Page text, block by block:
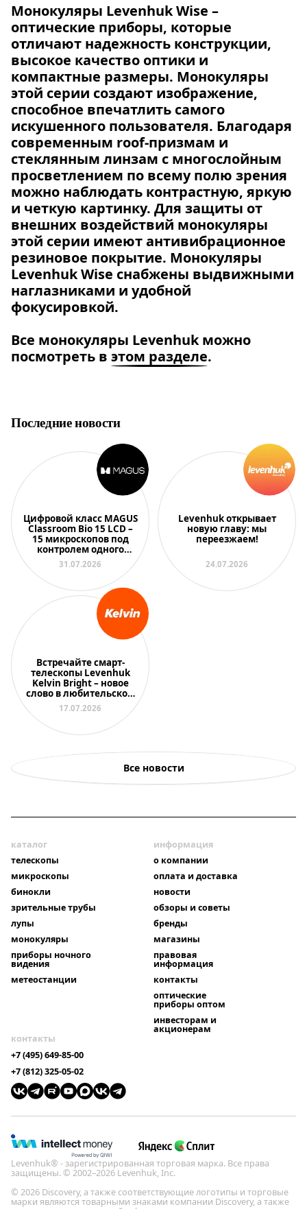
Монокуляры Levenhuk Wise –
оптические приборы, которые
отличают надежность конструкции,
высокое качество оптики и
компактные размеры. Монокуляры
этой серии создают изображение,
способное впечатлить самого
искушенного пользователя. Благодаря
современным roof-призмам и
стеклянным линзам с многослойным
просветлением по всему полю зрения
можно наблюдать контрастную, яркую
и четкую картинку. Для защиты от
внешних воздействий монокуляры
этой серии имеют антивибрационное
резиновое покрытие. Монокуляры
Levenhuk Wise снабжены выдвижными
наглазниками и удобной
фокусировкой.
Все монокуляры Levenhuk можно
посмотреть в этом разделе.
Последние новости
Цифровой класс MAGUS
Classroom Bio 15 LCD –
15 микроскопов под
контролем одного
преподавателя
31.07.2026
Levenhuk открывает
новую главу: мы
переезжаем!
24.07.2026
Встречайте смарт-
телескопы Levenhuk
Kelvin Bright – новое
слово в любительской
астрономии
17.07.2026
Все новости
каталог
телескопы
микроскопы
бинокли
зрительные трубы
лупы
монокуляры
приборы ночного
видения
метеостанции
информация
о компании
оплата и доставка
новости
обзоры и советы
бренды
магазины
правовая
информация
контакты
оптические
приборы оптом
инвесторам и
акционерам
контакты
+7 (495) 649-85-00
+7 (812) 325-05-02
Levenhuk® - зарегистрированная торговая марка. Все права
защищены. © 2002–2026 Levenhuk, Inc.
© 2026 Discovery, а также соответствующие логотипы и торговые
марки являются товарными знаками компании Discovery, а также